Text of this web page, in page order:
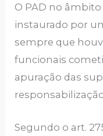
O PAD no
instaurado por
sempre que
funcionais
apuração das
Segundo o art.